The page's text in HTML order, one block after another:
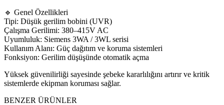
🔹 Genel Özellikleri
Tipi: Düşük gerilim bobini (UVR)
Çalışma Gerilimi: 380–415V AC
Uyumluluk: Siemens 3WA / 3WL serisi
Kullanım Alanı: Güç dağıtım ve koruma sistemleri
Fonksiyon: Gerilim düşüşünde otomatik açma
Yüksek güvenilirliği sayesinde şebeke kararlılığını artırır ve kritik
sistemlerde ekipman koruması sağlar.
BENZER ÜRÜNLER